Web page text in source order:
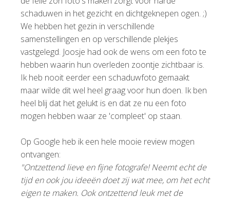
schaduwen in het gezicht en dichtgeknepen ogen. ;)
We hebben het gezin in verschillende
samenstellingen en op verschillende plekjes
vastgelegd. Joosje had ook de wens om een foto te
hebben waarin hun overleden zoontje zichtbaar is.
Ik heb nooit eerder een schaduwfoto gemaakt
maar wilde dit wel heel graag voor hun doen. Ik ben
heel blij dat het gelukt is en dat ze nu een foto
mogen hebben waar ze 'compleet' op staan.
Op Google heb ik een hele mooie review mogen
ontvangen:
"Ontzettend lieve en fijne fotografe! Neemt echt de
tijd en ook jou ideeën doet zij wat mee, om het echt
eigen te maken. Ook ontzettend leuk met de